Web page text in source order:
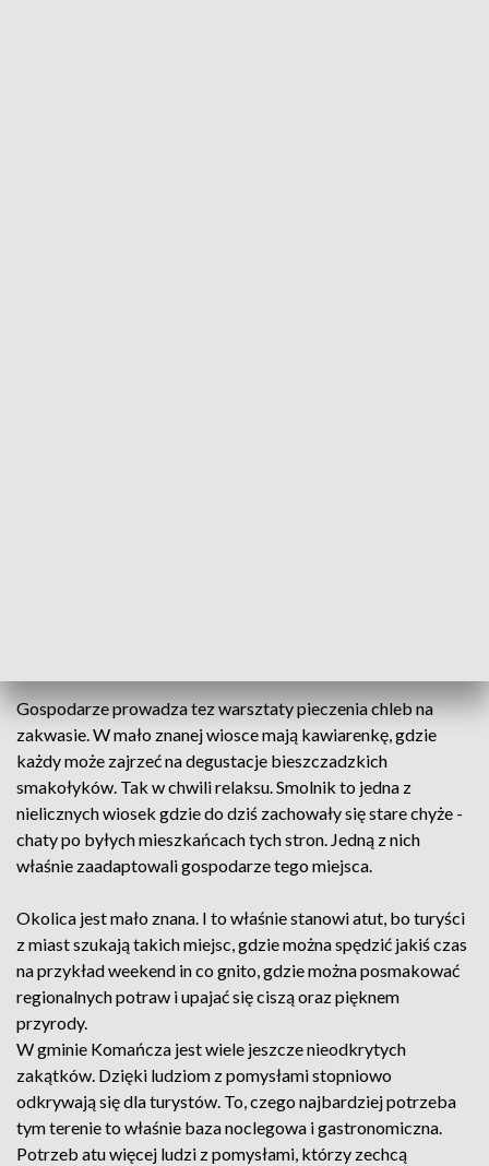
Gospodarze prowadza tez warsztaty pieczenia chleb na
zakwasie. W mało znanej wiosce mają kawiarenkę, gdzie
każdy może zajrzeć na degustacje bieszczadzkich
smakołyków. Tak w chwili relaksu. Smolnik to jedna z
nielicznych wiosek gdzie do dziś zachowały się stare chyże -
chaty po byłych mieszkańcach tych stron. Jedną z nich
właśnie zaadaptowali gospodarze tego miejsca.
Okolica jest mało znana. I to właśnie stanowi atut, bo turyści
z miast szukają takich miejsc, gdzie można spędzić jakiś czas
na przykład weekend in co gnito, gdzie można posmakować
regionalnych potraw i upajać się ciszą oraz pięknem
przyrody.
W gminie Komańcza jest wiele jeszcze nieodkrytych
zakątków. Dzięki ludziom z pomysłami stopniowo
odkrywają się dla turystów. To, czego najbardziej potrzeba
tym terenie to właśnie baza noclegowa i gastronomiczna.
Potrzeb atu więcej ludzi z pomysłami, którzy zechcą